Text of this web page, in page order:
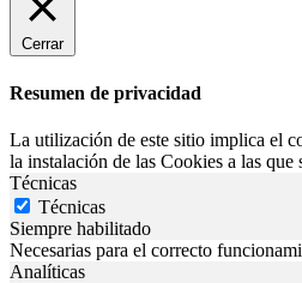
Cerrar
Resumen de privacidad
La utilización de este sitio implica el
la instalación de las Cookies a las que
Técnicas
Técnicas
Siempre habilitado
Necesarias para el correcto
Analíticas